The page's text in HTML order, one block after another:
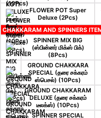
FLOWER POT Super
Deluxe (2Pcs)
CHAKKARAM AND SPINNERS
SPINNER MIX BIG
(ஸ்பின்னர் மிக்ஸ் பிக்)
(8Pcs)
GROUND CHAKKARA
SPECIAL (தரை சக்கரம்
ஸ்பெசல்) (10Pcs)
GROUND CHAKKARAM
DELUXE (தரை சக்கரம்
டீலக்ஸ்) (10Pcs)
SPINNER SPECIAL